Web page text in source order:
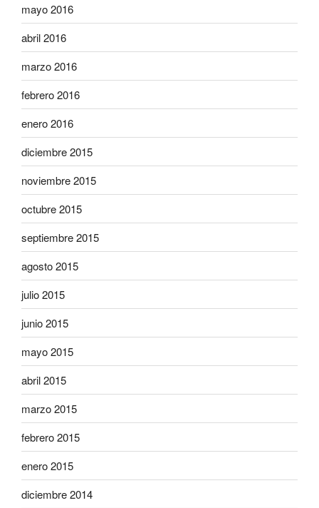
mayo 2016
abril 2016
marzo 2016
febrero 2016
enero 2016
diciembre 2015
noviembre 2015
octubre 2015
septiembre 2015
agosto 2015
julio 2015
junio 2015
mayo 2015
abril 2015
marzo 2015
febrero 2015
enero 2015
diciembre 2014